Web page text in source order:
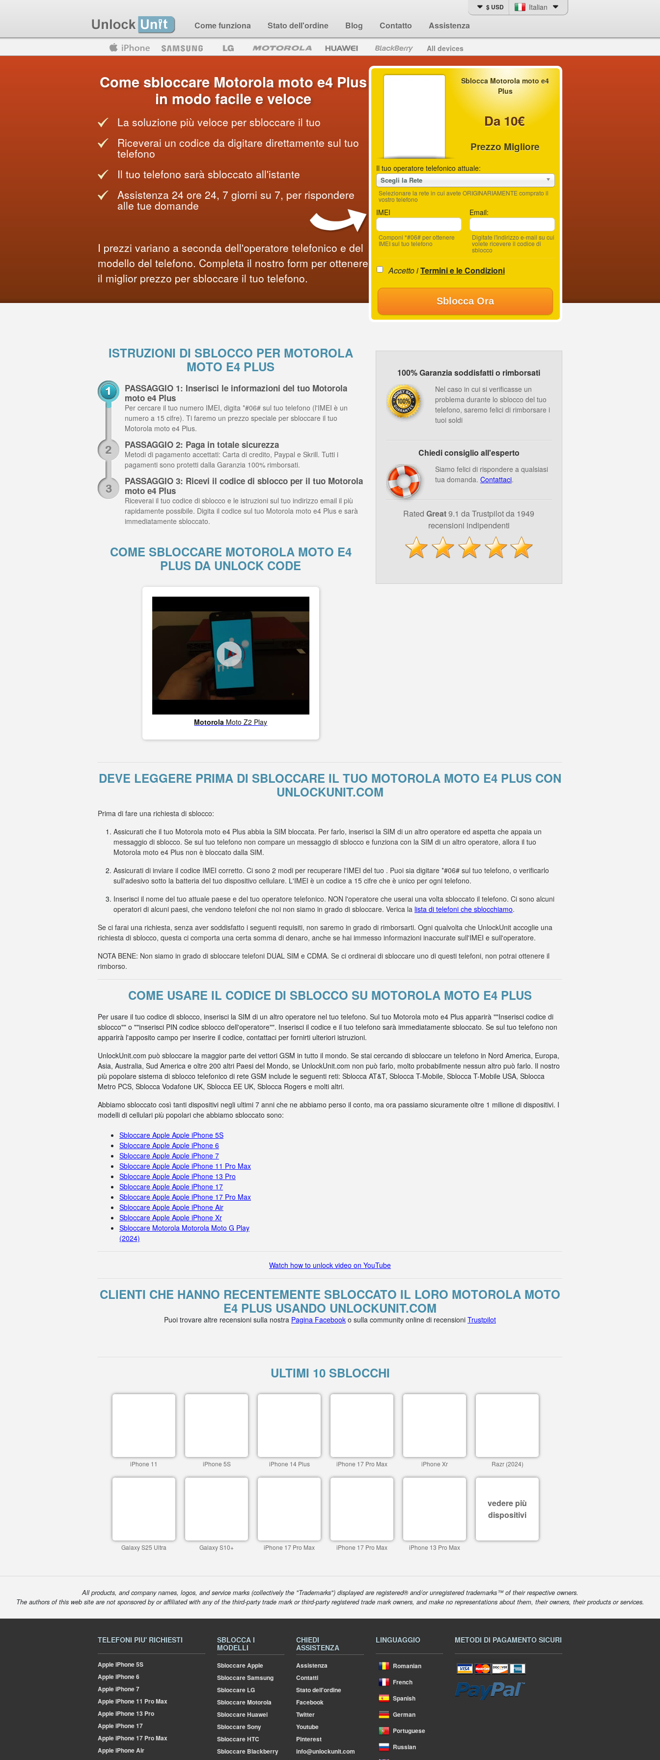
Come funziona Stato dell'ordine Blog Contatto Assistenza
$ USD Italian
Blackberry All devices
Sblocca Motorola moto e4
Plus
Da 10€
Prezzo Migliore
Il tuo operatore telefonico attuale:
Scegli la Rete
Selezionare la rete in cui avete ORIGINARIAMENTE comprato il
vostro telefono
IMEI
Componi *#06# per ottenere
IMEI sul tuo telefono
Email:
Digitate l'indirizzo e-mail su cui
volete ricevere il codice di
sblocco
Accetto iTermini e le Condizioni
Sblocca Ora
Come sbloccare Motorola moto e4 Plus
in modo facile e veloce
La soluzione più veloce per sbloccare il tuo
Riceverai un codice da digitare direttamente sul tuo
telefono
Il tuo telefono sarà sbloccato all'istante
Assistenza 24 ore 24, 7 giorni su 7, per rispondere
alle tue domande
I prezzi variano a seconda dell'operatore telefonico e del
modello del telefono. Completa il nostro form per ottenere
il miglior prezzo per sbloccare il tuo telefono.
ISTRUZIONI DI SBLOCCO PER MOTOROLA
MOTO E4 PLUS
PASSAGGIO 1: Inserisci le informazioni del tuo Motorola
moto e4 Plus
Per cercare il tuo numero IMEI, digita *#06# sul tuo telefono (l'IMEI è un
numero a 15 cifre). Ti faremo un prezzo speciale per sbloccare il tuo
Motorola moto e4 Plus.
PASSAGGIO 2: Paga in totale sicurezza
Metodi di pagamento accettati: Carta di credito, Paypal e Skrill. Tutti i
pagamenti sono protetti dalla Garanzia 100% rimborsati.
PASSAGGIO 3: Ricevi il codice di sblocco per il tuo Motorola
moto e4 Plus
Riceverai il tuo codice di sblocco e le istruzioni sul tuo indirizzo email il più
rapidamente possibile. Digita il codice sul tuo Motorola moto e4 Plus e sarà
immediatamente sbloccato.
COME SBLOCCARE MOTOROLA MOTO E4
PLUS DA UNLOCK CODE
Motorola Moto Z2 Play
100% Garanzia soddisfatti o rimborsati
Nel caso in cui si verificasse un
problema durante lo sblocco del tuo
telefono, saremo felici di rimborsare i
tuoi soldi
Chiedi consiglio all'esperto
Siamo felici di rispondere a qualsiasi
tua domanda. Contattaci.
RatedGreat9.1 da Trustpilot da 1949
recensioni indipendenti
DEVE LEGGERE PRIMA DI SBLOCCARE IL TUO MOTOROLA MOTO E4 PLUS CON
UNLOCKUNIT.COM
Prima di fare una richiesta di sblocco:
Assicurati che il tuo Motorola moto e4 Plus abbia la SIM bloccata. Per farlo, inserisci la SIM di un altro operatore ed aspetta che appaia un
messaggio di sblocco. Se sul tuo telefono non compare un messaggio di sblocco e funziona con la SIM di un altro operatore, allora il tuo
Motorola moto e4 Plus non è bloccato dalla SIM.
Assicurati di inviare il codice IMEI corretto. Ci sono 2 modi per recuperare l'IMEI del tuo . Puoi sia digitare *#06# sul tuo telefono, o verificarlo
sull'adesivo sotto la batteria del tuo dispositivo cellulare. L'IMEI è un codice a 15 cifre che è unico per ogni telefono.
Inserisci il nome del tuo attuale paese e del tuo operatore telefonico. NON l'operatore che userai una volta sbloccato il telefono. Ci sono alcuni
operatori di alcuni paesi, che vendono telefoni che noi non siamo in grado di sbloccare. Verica la lista di telefoni che sblocchiamo.
Se ci farai una richiesta, senza aver soddisfatto i seguenti requisiti, non saremo in grado di rimborsarti. Ogni qualvolta che UnlockUnit accoglie una
richiesta di sblocco, questa ci comporta una certa somma di denaro, anche se hai immesso informazioni inaccurate sull'IMEI e sull'operatore.
NOTA BENE: Non siamo in grado di sbloccare telefoni DUAL SIM e CDMA. Se ci ordinerai di sbloccare uno di questi telefoni, non potrai ottenere il
rimborso.
COME USARE IL CODICE DI SBLOCCO SU MOTOROLA MOTO E4 PLUS
Per usare il tuo codice di sblocco, inserisci la SIM di un altro operatore nel tuo telefono. Sul tuo Motorola moto e4 Plus apparirà ""Inserisci codice di
sblocco"" o ""inserisci PIN codice sblocco dell'operatore"". Inserisci il codice e il tuo telefono sarà immediatamente sbloccato. Se sul tuo telefono non
apparirà l'apposito campo per inserire il codice, contattaci per fornirti ulteriori istruzioni.
UnlockUnit.com può sbloccare la maggior parte dei vettori GSM in tutto il mondo. Se stai cercando di sbloccare un telefono in Nord America, Europa,
Asia, Australia, Sud America e oltre 200 altri Paesi del Mondo, se UnlockUnit.com non può farlo, molto probabilmente nessun altro può farlo. Il nostro
più popolare sistema di sblocco telefonico di rete GSM include le seguenti reti: Sblocca AT&T, Sblocca T-Mobile, Sblocca T-Mobile USA, Sblocca
Metro PCS, Sblocca Vodafone UK, Sblocca EE UK, Sblocca Rogers e molti altri.
Abbiamo sbloccato così tanti dispositivi negli ultimi 7 anni che ne abbiamo perso il conto, ma ora passiamo sicuramente oltre 1 milione di dispositivi. I
modelli di cellulari più popolari che abbiamo sbloccato sono:
Sbloccare Apple Apple iPhone 5S
Sbloccare Apple Apple iPhone 6
Sbloccare Apple Apple iPhone 7
Sbloccare Apple Apple iPhone 11 Pro Max
Sbloccare Apple Apple iPhone 13 Pro
Sbloccare Apple Apple iPhone 17
Sbloccare Apple Apple iPhone 17 Pro Max
Sbloccare Apple Apple iPhone Air
Sbloccare Apple Apple iPhone Xr
Sbloccare Motorola Motorola Moto G Play
(2024)
Watch how to unlock video on YouTube
CLIENTI CHE HANNO RECENTEMENTE SBLOCCATO IL LORO MOTOROLA MOTO
E4 PLUS USANDO UNLOCKUNIT.COM
Puoi trovare altre recensioni sulla nostra Pagina Facebook o sulla community online di recensioni Trustpilot
ULTIMI 10 SBLOCCHI
iPhone 11 iPhone 5S iPhone 14 Plus iPhone 17 Pro Max iPhone Xr Razr (2024)
Galaxy S25 Ultra Galaxy S10+ iPhone 17 Pro Max iPhone 17 Pro Max iPhone 13 Pro Max
vedere più
dispositivi
All products, and company names, logos, and service marks (collectively the "Trademarks") displayed are registered® and/or unregistered trademarks™ of their respective owners.
The authors of this web site are not sponsored by or affiliated with any of the third-party trade mark or third-party registered trade mark owners, and make no representations about them, their owners, their products or services.
TELEFONI PIU' RICHIESTI
AppleiPhone 5S
AppleiPhone 6
AppleiPhone 7
AppleiPhone 11 Pro Max
AppleiPhone 13 Pro
AppleiPhone 17
AppleiPhone 17 Pro Max
AppleiPhone Air
SBLOCCA I
MODELLI
Sbloccare Apple
Sbloccare Samsung
Sbloccare LG
Sbloccare Motorola
Sbloccare Huawei
Sbloccare Sony
Sbloccare HTC
Sbloccare Blackberry
CHIEDI
ASSISTENZA
Assistenza
Contatti
Stato dell'ordine
Facebook
Twitter
Youtube
Pinterest
info@unlockunit.com
LINGUAGGIO
Romanian
French
Spanish
German
Portuguese
Russian
METODI DI PAGAMENTO SICURI